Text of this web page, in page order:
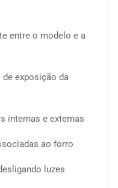
entre o modelo e a
exposição da
internas e externas
ao forro
luzes